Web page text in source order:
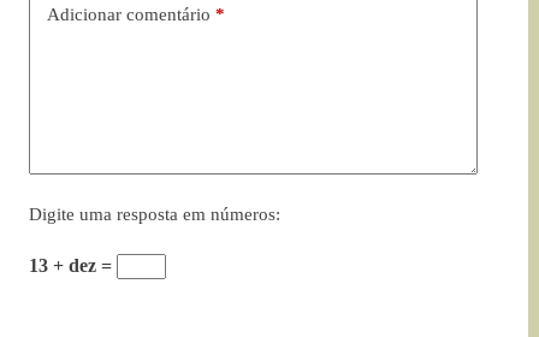
Adicionar comentário *
Digite uma resposta em números:
13 + dez =